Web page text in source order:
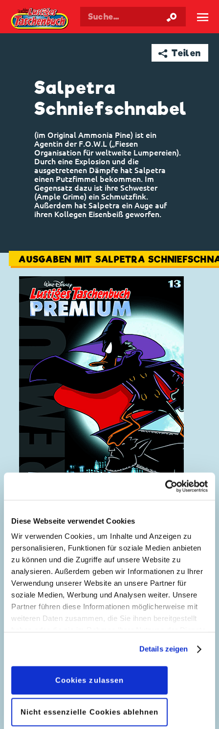
Diese Webseite verwendet Cookies
Wir verwenden Cookies, um Inhalte und Anzeigen zu
personalisieren, Funktionen für soziale Medien anbieten
zu können und die Zugriffe auf unsere Website zu
analysieren. Außerdem geben wir Informationen zu Ihrer
Verwendung unserer Website an unsere Partner für
soziale Medien, Werbung und Analysen weiter. Unsere
Partner führen diese Informationen möglicherweise mit
weiteren Daten zusammen, die Sie ihnen bereitgestellt
geben, können Sie diese jederzeit in der
Datenschutzerklärungwieder widerrufen.
Details zeigen
Cookies zulassen
Nicht essenzielle Cookies ablehnen
Walt Disneys Taschenbuch ☰
➦ Teilen
Salpetra
Schniefschnabel
(im Original Ammonia Pine) ist ein
Agentin der F.O.W.L („Fiesen
Organisation für weltweite Lumpereien).
Durch eine Explosion und die
ausgetretenen Dämpfe hat Salpetra
einen Putzfimmel bekommen. Im
Gegensatz dazu ist ihre Schwester
(Ample Grime) ein Schmutzfink.
Außerdem hat Salpetra ein Auge auf
ihren Kollegen Eisenbeiß geworfen.
AUSGABEN MIT SALPETRA
Darkwing Duck - Der dunkle Schatten